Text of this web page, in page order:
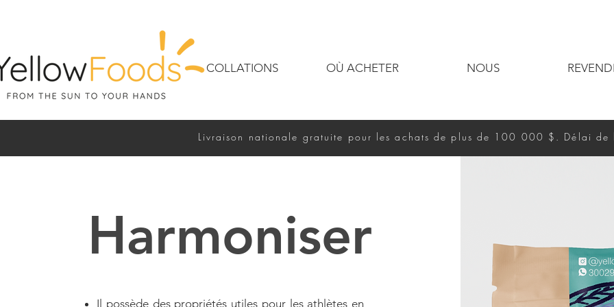
COLLATIONS OÙ ACHETER NOUS
Livraison nationale gratuite pour les achats de plus de 100 000 $. Délai
Harmoniser
Il possède des propriétés utiles pour les athlètes en